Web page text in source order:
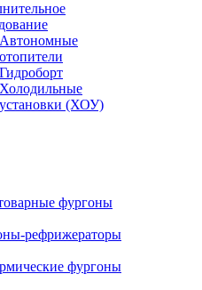
Автономные
отопители
Гидроборт
Холодильные
установки (ХОУ)
фургоны
рефрижераторы
фургоны